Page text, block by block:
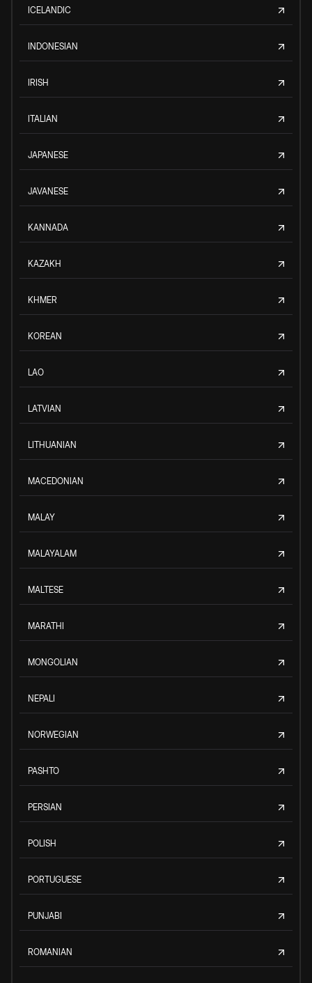
ICELANDIC
INDONESIAN
IRISH
ITALIAN
JAPANESE
JAVANESE
KANNADA
KAZAKH
KHMER
KOREAN
LAO
LATVIAN
LITHUANIAN
MACEDONIAN
MALAY
MALAYALAM
MALTESE
MARATHI
MONGOLIAN
NEPALI
NORWEGIAN
PASHTO
PERSIAN
POLISH
PORTUGUESE
PUNJABI
ROMANIAN